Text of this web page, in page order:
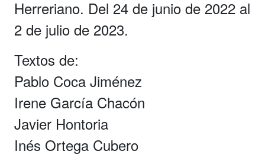
Herreriano. Del 24 de junio de 2022 al
2 de julio de 2023.
Textos de:
Pablo Coca Jiménez
Irene García Chacón
Javier Hontoria
Inés Ortega Cubero